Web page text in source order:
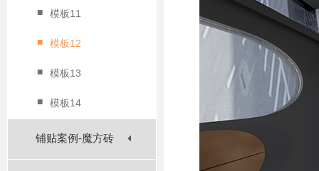
■ 模板11
■ 模板12
■ 模板13
■ 模板14
铺贴案例-魔方砖